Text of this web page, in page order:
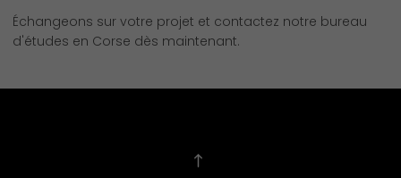
Échangeons sur votre projet et contactez notre bureau
d'études en Corse dès maintenant.